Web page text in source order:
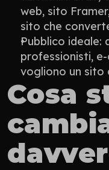
web, sito
sito che
Pubblico ideale:
professionisti,
vogliono un
Cosa